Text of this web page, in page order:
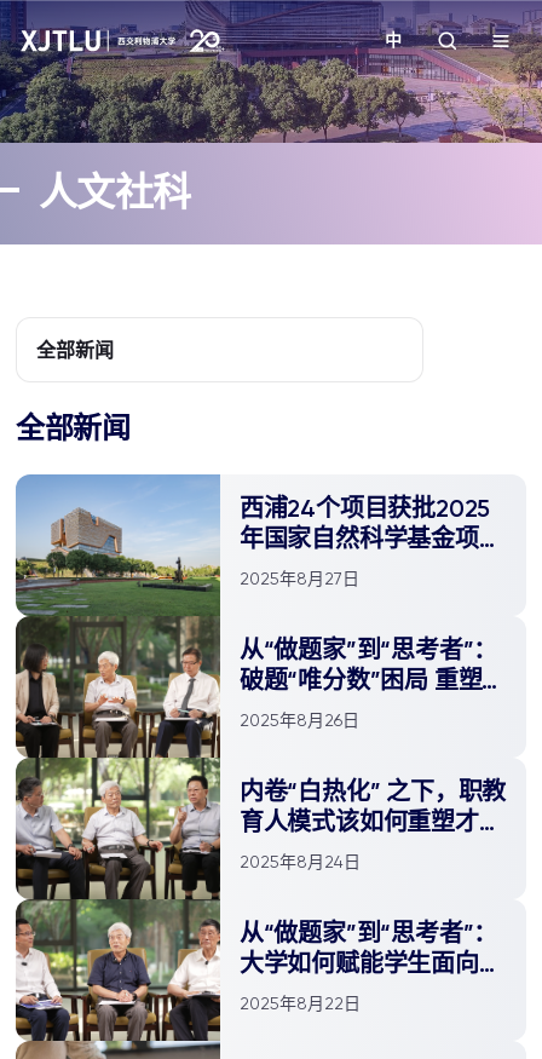
教学
招生
学院
校园生活
关于我们
中
人文社科
全部新闻
全部新闻
西浦24个项目获批2025
年国家自然科学基金项目
立项
2025年8月27日
从“做题家”到“思考者”：
破题“唯分数”困局 重塑AI
时代思考力
2025年8月26日
内卷“白热化” 之下，职教
育人模式该如何重塑才能
提供更多元的成才路径
2025年8月24日
从“做题家”到“思考者”：
大学如何赋能学生面向未
来的成长？
2025年8月22日